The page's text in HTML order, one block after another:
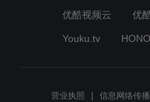
优酷视频云 优
Youku.tv
营业执照 信息网络传